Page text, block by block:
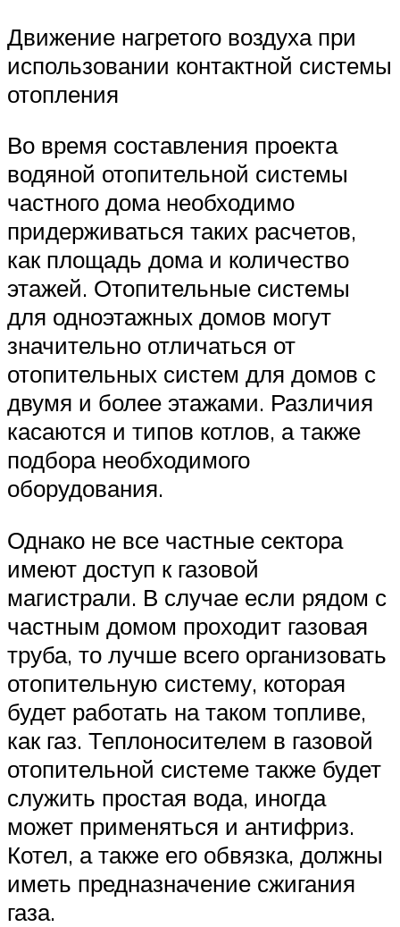
Движение нагретого воздуха при
использовании контактной системы
отопления
Во время составления проекта
водяной отопительной системы
частного дома необходимо
придерживаться таких расчетов,
как площадь дома и количество
этажей. Отопительные системы
для одноэтажных домов могут
значительно отличаться от
отопительных систем для домов с
двумя и более этажами. Различия
касаются и типов котлов, а также
подбора необходимого
оборудования.
Однако не все частные сектора
имеют доступ к газовой
магистрали. В случае если рядом с
частным домом проходит газовая
труба, то лучше всего организовать
отопительную систему, которая
будет работать на таком топливе,
как газ. Теплоносителем в газовой
отопительной системе также будет
служить простая вода, иногда
может применяться и антифриз.
Котел, а также его обвязка, должны
иметь предназначение сжигания
газа.